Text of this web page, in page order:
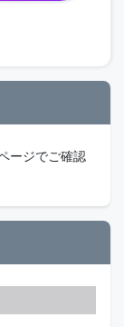
ージでご確認